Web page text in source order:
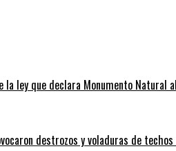
la ley que declara Monumento Natural
destrozos y voladuras de